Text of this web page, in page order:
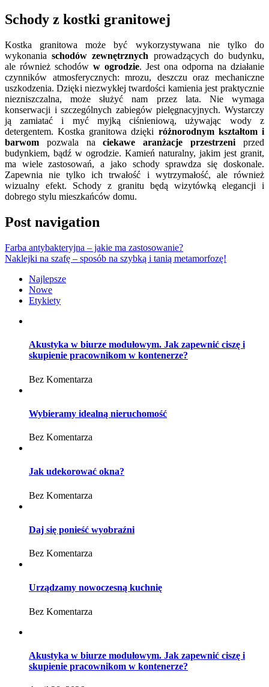
Schody z kostki granitowej
Kostka granitowa może być wykorzystywana nie tylko do
wykonaniaschodów zewnętrznych prowadzących do budynku,
ale również schodów w ogrodzie. Jest ona odporna na działanie
czynników atmosferycznych: mrozu, deszczu oraz mechaniczne
uszkodzenia. Dzięki niezwykłej twardości kamienia jest praktycznie
niezniszczalna, może służyć nam przez lata. Nie wymaga
konserwacji i szczególnych zabiegów pielęgnacyjnych. Wystarczy
ją zamiatać i myć myjką ciśnieniową, używając wody z
detergentem. Kostka granitowa dzięki różnorodnym kształtom i
barwom pozwala naciekawe aranżacje przestrzeni przed
budynkiem, bądź w ogrodzie. Kamień naturalny, jakim jest granit,
ma wiele zastosowań, a jako schody sprawdza się doskonale.
Zapewnia nie tylko ich trwałość i wytrzymałość, ale również
wizualny efekt. Schody z granitu będą wizytówką elegancji i
dobrego stylu mieszkańców domu.
Post navigation
Farba antybakteryjna – jakie ma zastosowanie?
Naklejki na szafę – sposób na szybką i tanią metamorfozę!
Najlepsze
Nowe
Etykiety
Akustyka w biurze modułowym. Jak zapewnić ciszę i
skupienie pracownikom w kontenerze?
Bez Komentarza
Wybieramy idealną nieruchomość
Bez Komentarza
Jak udekorować okna?
Bez Komentarza
Daj się ponieść wyobraźni
Bez Komentarza
Urządzamy nowoczesną kuchnię
Bez Komentarza
Akustyka w biurze modułowym. Jak zapewnić ciszę i
skupienie pracownikom w kontenerze?